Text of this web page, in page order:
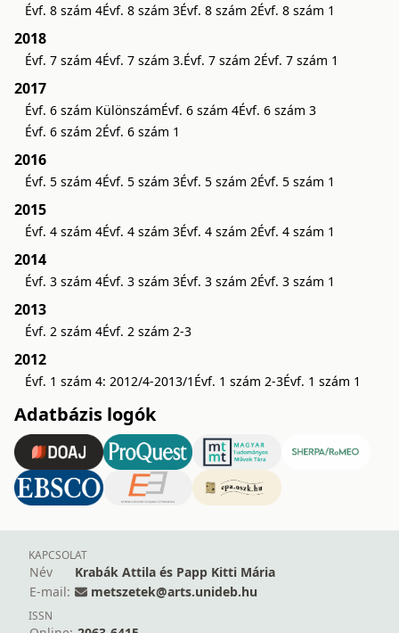
Évf. 8 szám 4Évf. 8 szám 3Évf. 8 szám 2Évf. 8 szám 1
2018
Évf. 7 szám 4Évf. 7 szám 3.Évf. 7 szám 2Évf. 7 szám 1
2017
Évf. 6 szám KülönszámÉvf. 6 szám 4Évf. 6 szám 3
Évf. 6 szám 2Évf. 6 szám 1
2016
Évf. 5 szám 4Évf. 5 szám 3Évf. 5 szám 2Évf. 5 szám 1
2015
Évf. 4 szám 4Évf. 4 szám 3Évf. 4 szám 2Évf. 4 szám 1
2014
Évf. 3 szám 4Évf. 3 szám 3Évf. 3 szám 2Évf. 3 szám 1
2013
Évf. 2 szám 4Évf. 2 szám 2-3
2012
Évf. 1 szám 4: 2012/4-2013/1 Évf. 1 szám 2-3Évf. 1 szám 1
Adatbázis logók
KAPCSOLAT
Név
Krabák Attila és Papp Kitti Mária
E-mail:
metszetek@arts.unideb.hu
ISSN